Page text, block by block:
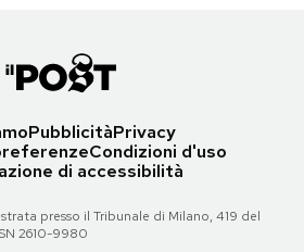
PubblicitàPrivacy
Condizioni d'uso
di accessibilità
presso il Tribunale di Milano, 419 del
2610-9980